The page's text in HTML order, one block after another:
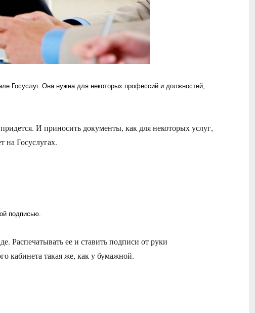
Госуслуг. Она нужна для некоторых профессий и должностей,
И приносить документы, как для некоторых услуг,
Госуслугах.
подписью.
Распечатывать ее и ставить подписи от руки
кабинета такая же, как у бумажной.